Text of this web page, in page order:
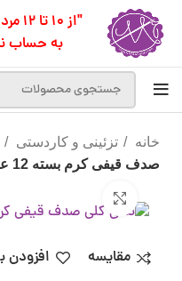
"از
به حساب
خانه تزئینی و کاردستی
صدف قیفی کرم بسته 12 عددی
مقایسه افزودن